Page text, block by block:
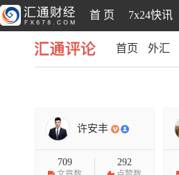
首 页 7x24快讯
首页 外汇
许安丰
709 292